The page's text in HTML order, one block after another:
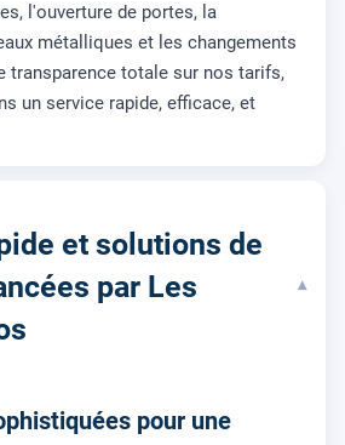
l'ouverture de portes, la
métalliques et les changements
transparence totale sur nos tarifs,
un service rapide, efficace, et
et solutions de
par Les
▾
pour une